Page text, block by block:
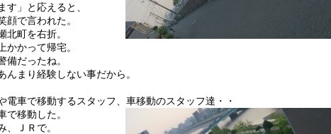
す」と応えると、
顔で言われた。
北町を右折。
かかって帰宅。
備だったね。
んまり経験しない事だから。
電車で移動するスタッフ、車移動のスタッフ達・・
で移動した。
、ＪＲで。